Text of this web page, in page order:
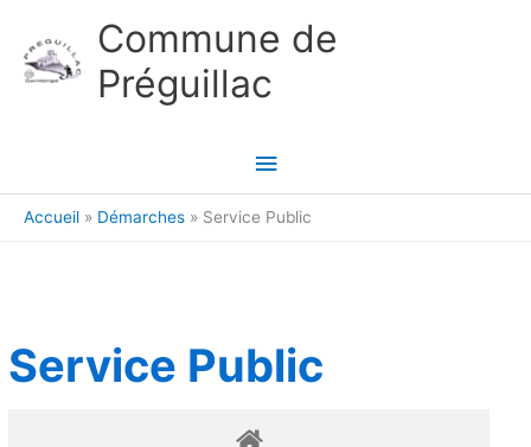
Commune de
Préguillac
Menu
principal
Accueil Démarches Service Public
Service Public